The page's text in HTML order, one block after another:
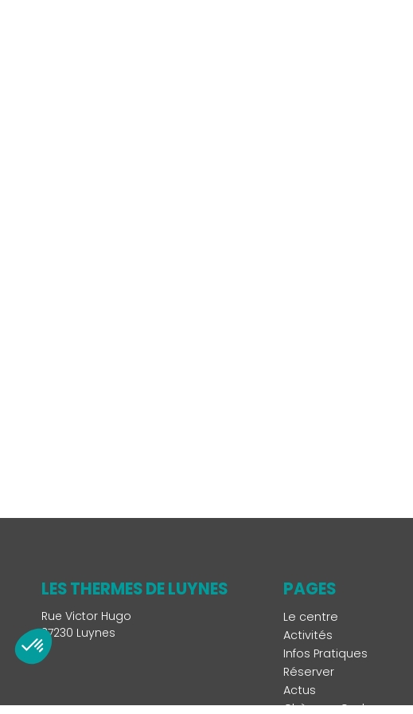
LES THERMES DE LUYNES
Rue Victor Hugo
37230 Luynes
PAGES
Le centre
Activités
Infos Pratiques
Réserver
Actus
Chèques Cadeaux